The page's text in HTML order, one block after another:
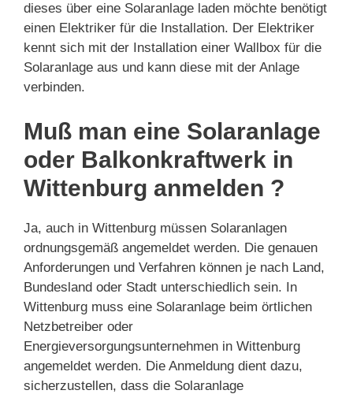
dieses über eine Solaranlage laden möchte benötigt
einen Elektriker für die Installation. Der Elektriker
kennt sich mit der Installation einer Wallbox für die
Solaranlage aus und kann diese mit der Anlage
verbinden.
Muß man eine Solaranlage
oder Balkonkraftwerk in
Wittenburg anmelden ?
Ja, auch in Wittenburg müssen Solaranlagen
ordnungsgemäß angemeldet werden. Die genauen
Anforderungen und Verfahren können je nach Land,
Bundesland oder Stadt unterschiedlich sein. In
Wittenburg muss eine Solaranlage beim örtlichen
Netzbetreiber oder
Energieversorgungsunternehmen in Wittenburg
angemeldet werden. Die Anmeldung dient dazu,
sicherzustellen, dass die Solaranlage